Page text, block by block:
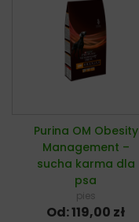
Purina OM Obesity
Management –
sucha karma dla
psa
pies
Od:119,00 zł